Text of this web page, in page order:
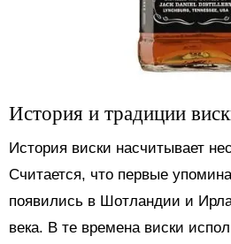
История и традиции
История виски насчитывает
Считается, что первые
появились в Шотландии и
века. В те времена виски